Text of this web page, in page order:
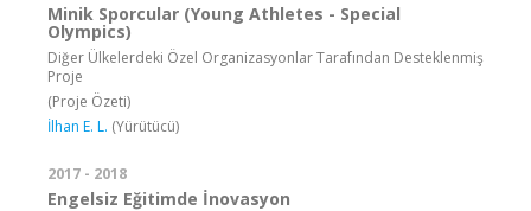
Minik Sporcular (Young Athletes - Special
Olympics)
Diğer Ülkelerdeki Özel Organizasyonlar Tarafından Desteklenmiş
Proje
(Proje Özeti)
İlhan E. L. (Yürütücü)
2017 - 2018
Engelsiz Eğitimde İnovasyon